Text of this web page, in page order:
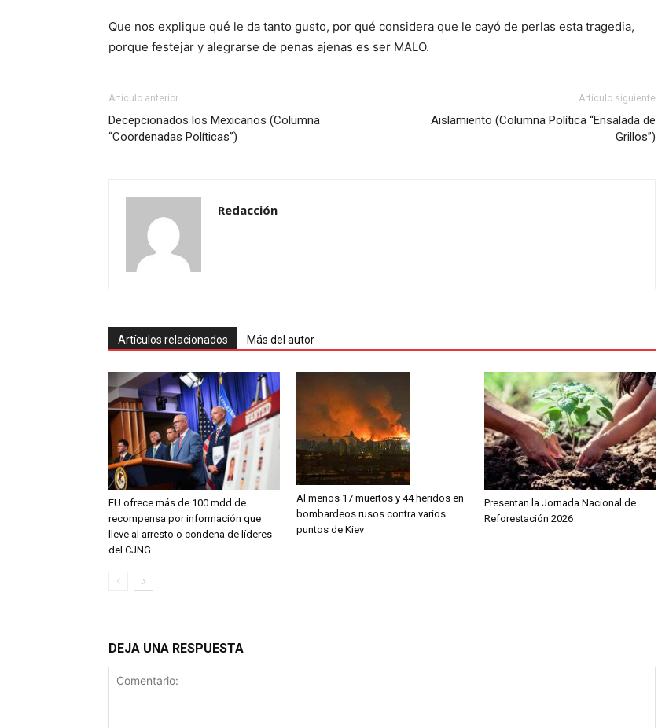
Que nos explique qué le da tanto gusto, por qué considera que le cayó de perlas esta tragedia,
porque festejar y alegrarse de penas ajenas es ser MALO.
Artículo anterior
Decepcionados los Mexicanos (Columna
“Coordenadas Políticas”)
Artículo siguiente
Aislamiento (Columna Política “Ensalada de
Grillos”)
Redacción
Artículos relacionados Más del autor
EU ofrece más de 100 mdd de
recompensa por información que
lleve al arresto o condena de líderes
del CJNG
Al menos 17 muertos y 44 heridos en
bombardeos rusos contra varios
puntos de Kiev
Presentan la Jornada Nacional de
Reforestación 2026
DEJA UNA RESPUESTA